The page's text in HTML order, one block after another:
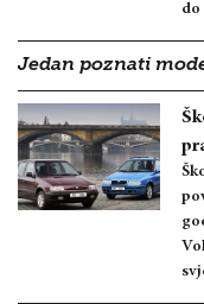
do
Jedan poznati